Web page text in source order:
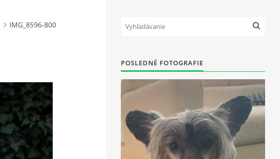
IMG_8596-800
POSLEDNÉ FOTOGRAFIE